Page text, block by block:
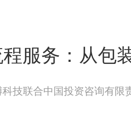
服务：从包
科技联合中国投资咨询有限